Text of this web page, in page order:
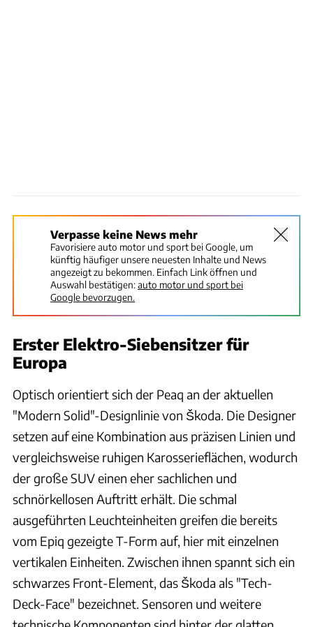
Verpasse keine News mehr
Favorisiere auto motor und sport bei Google, um
künftig häufiger unsere neuesten Inhalte und News
angezeigt zu bekommen. Einfach Link öffnen und
Auswahl bestätigen:auto motor und sport bei
Google bevorzugen.
Erster Elektro-Siebensitzer für
Europa
Optisch orientiert sich der Peaq an der aktuellen
"Modern Solid"-Designlinie von Škoda. Die Designer
setzen auf eine Kombination aus präzisen Linien und
vergleichsweise ruhigen Karosserieflächen, wodurch
der große SUV einen eher sachlichen und
schnörkellosen Auftritt erhält. Die schmal
ausgeführten Leuchteinheiten greifen die bereits
vom Epiq gezeigte T-Form auf, hier mit einzelnen
vertikalen Einheiten. Zwischen ihnen spannt sich ein
schwarzes Front-Element, das Škoda als "Tech-
Deck-Face" bezeichnet. Sensoren und weitere